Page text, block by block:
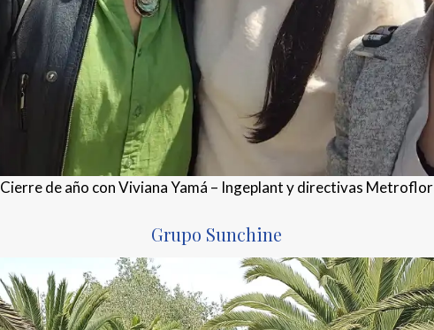
Cierre de año con Viviana Yamá – Ingeplant y directivas Metroflor
Grupo Sunchine